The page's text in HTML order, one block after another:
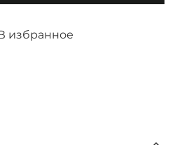
избранное